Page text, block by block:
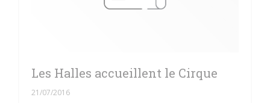
Les Halles accueillent le Cirque
21/07/2016